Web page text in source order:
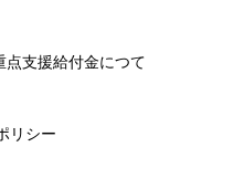
点支援給付金につて
リシー